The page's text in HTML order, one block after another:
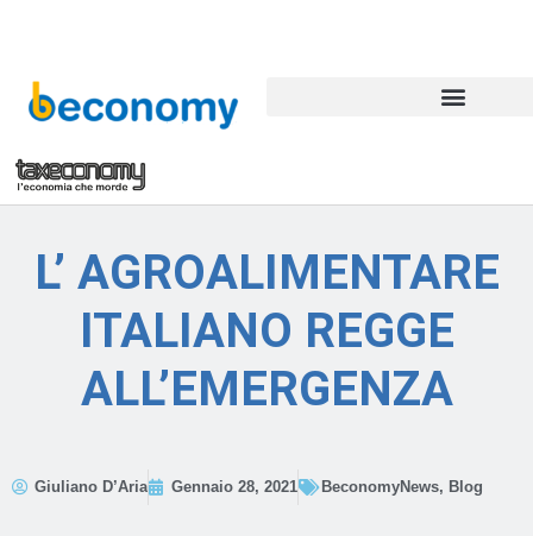
L’ AGROALIMENTARE
ITALIANO REGGE
ALL’EMERGENZA
Giuliano D’Aria Gennaio 28, 2021 BeconomyNews, Blog